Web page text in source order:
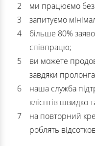
ми працюємо без
запитуємо
більше 80%
співпрацю;
ви можете
завдяки
наша служба
клієнтів швидко
на повторний
роблять